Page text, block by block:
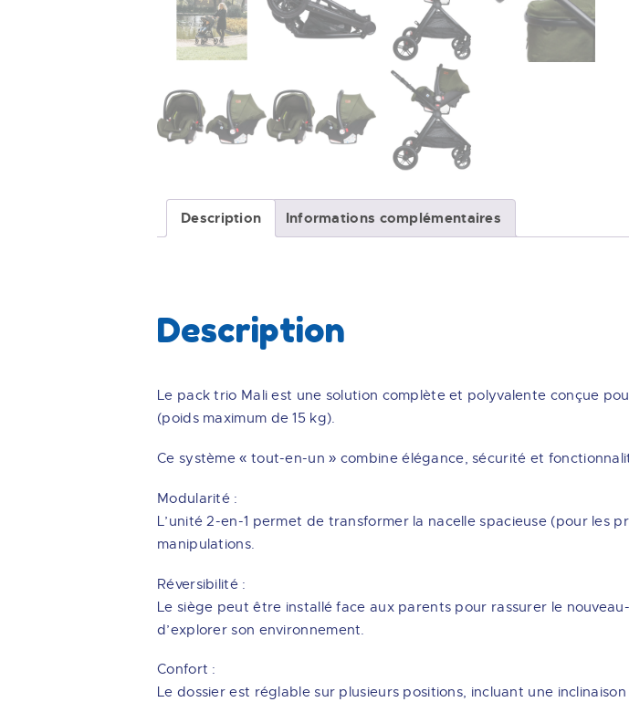
Description Informations complémentaires
Description
Le pack trio Mali est une solution complète et polyvalente conçue
(poids maximum de 15 kg).
Ce système « tout-en-un » combine élégance, sécurité et
Modularité :
L’unité 2-en-1 permet de transformer la nacelle spacieuse (pour les
manipulations.
Réversibilité :
Le siège peut être installé face aux parents pour rassurer le
d’explorer son environnement.
Confort :
Le dossier est réglable sur plusieurs positions, incluant une